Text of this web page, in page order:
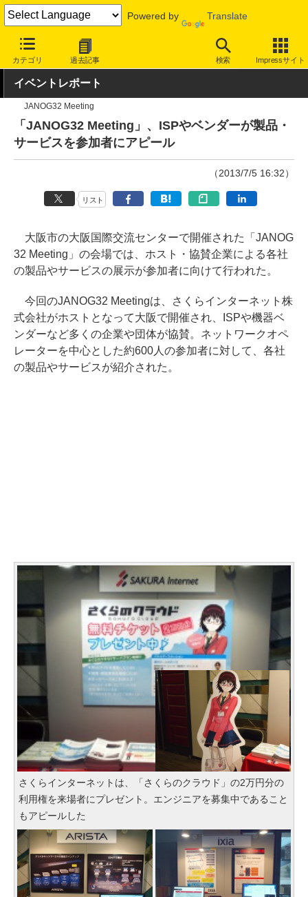
Powered by Translate
カテゴリ 過去記事 検索 Impressサイト
INTERNET Watch トピック その他
イベントレポート
JANOG32 Meeting
「JANOG32 Meeting」、ISPやベンダーが製品・
サービスを参加者にアピール
（2013/7/5 16:32）
リスト
大阪市の大阪国際交流センターで開催された「JANOG
32 Meeting」の会場では、ホスト・協賛企業による各社
の製品やサービスの展示が参加者に向けて行われた。
今回のJANOG32 Meetingは、さくらインターネット株
式会社がホストとなって大阪で開催され、ISPや機器ベ
ンダーなど多くの企業や団体が協賛。ネットワークオペ
レーターを中心とした約600人の参加者に対して、各社
の製品やサービスが紹介された。
さくらインターネットは、「さくらのクラウド」の2万円分の
利用権を来場者にプレゼント。エンジニアを募集中であること
もアピールした